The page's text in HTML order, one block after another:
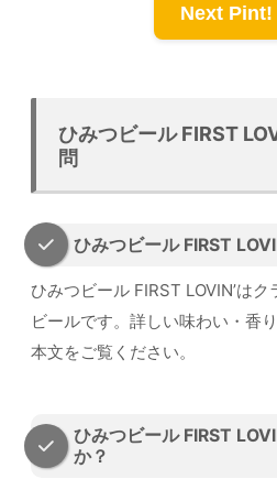
Next Pint!
ひみつビール FIRST
問
ひみつビール FIRST
ひみつビール FIRST LOVIN’は
ビールです。詳しい味わい・香
本文をご覧ください。
ひみつビール FIRST
か？